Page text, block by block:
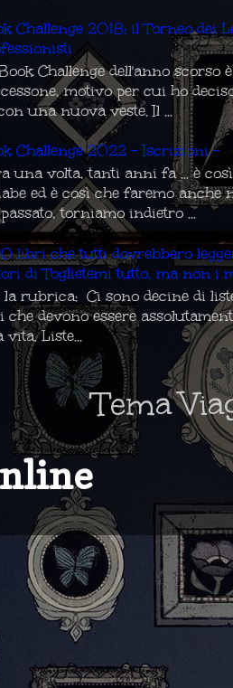
Challenge 2018: il Torneo dei
Challenge dell'anno scorso
motivo per cui ho
una nuova veste. Il ...
Challenge 2022 - Iscrizioni -
una volta, tanti anni fa ... è
ed è così che faremo
torniamo indietro ...
libri che tutti dovrebbero
di Toglietemi tutto, ma non i
la rubrica: Ci sono decine di
che devono essere
Liste...
Tema